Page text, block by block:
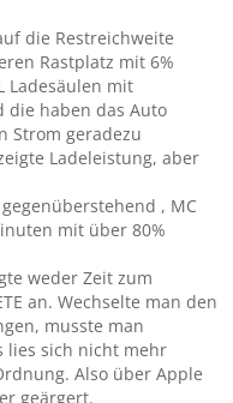
die Restreichweite
Rastplatz mit 6%
Ladesäulen mit
die haben das Auto
Strom geradezu
Ladeleistung, aber
, MC
mit über 80%
weder Zeit zum
an. Wechselte man den
musste man
lies sich nicht mehr
Also über Apple
geärgert.